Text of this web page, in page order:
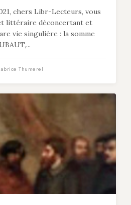
chers Libr-Lecteurs, vous
littéraire déconcertant et
vie singulière : la somme
Thumerel